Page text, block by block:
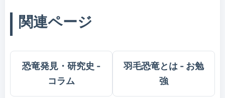
関連ページ
恐竜発見・研究史 -
コラム
羽毛恐竜とは - お勉
強